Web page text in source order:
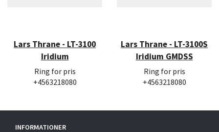
Lars Thrane - LT-3100
Iridium
Ring for pris
+4563218080
Lars Thrane - LT-3100S
Iridium GMDSS
Ring for pris
+4563218080
INFORMATIONER